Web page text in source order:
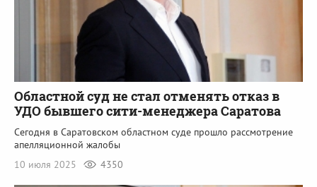
Областной суд не стал отменять отказ в
УДО бывшего сити-менеджера Саратова
Сегодня в Саратовском областном суде прошло рассмотрение
апелляционной жалобы
10 июля 2025
4350